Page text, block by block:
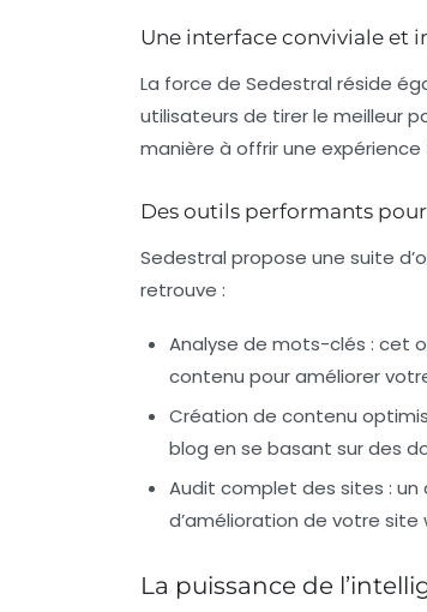
Une interface conviviale et
La force de Sedestral réside
utilisateurs de tirer le meilleur
manière à offrir une expérience
Des outils performants pour
Sedestral propose une suite
retrouve :
Analyse de mots-clés : cet
contenu pour améliorer
Création de contenu
blog en se basant sur des
Audit complet des sites : un
d’amélioration de votre
La puissance de